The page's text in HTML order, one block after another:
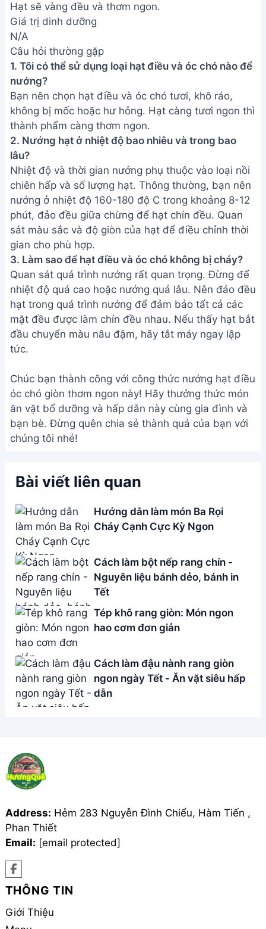
Hạt sẽ vàng đều và thơm ngon.
Giá trị dinh dưỡng
N/A
Câu hỏi thường gặp
1. Tôi có thể sử dụng loại hạt điều và óc chó nào để
nướng?
Bạn nên chọn hạt điều và óc chó tươi, khô ráo,
không bị mốc hoặc hư hỏng. Hạt càng tươi ngon thì
thành phẩm càng thơm ngon.
2. Nướng hạt ở nhiệt độ bao nhiêu và trong bao
lâu?
Nhiệt độ và thời gian nướng phụ thuộc vào loại nồi
chiên hấp và số lượng hạt. Thông thường, bạn nên
nướng ở nhiệt độ 160-180 độ C trong khoảng 8-12
phút, đảo đều giữa chừng để hạt chín đều. Quan
sát màu sắc và độ giòn của hạt để điều chỉnh thời
gian cho phù hợp.
3. Làm sao để hạt điều và óc chó không bị cháy?
Quan sát quá trình nướng rất quan trọng. Đừng để
nhiệt độ quá cao hoặc nướng quá lâu. Nên đảo đều
hạt trong quá trình nướng để đảm bảo tất cả các
mặt đều được làm chín đều nhau. Nếu thấy hạt bắt
đầu chuyển màu nâu đậm, hãy tắt máy ngay lập
tức.
Chúc bạn thành công với công thức nướng hạt điều
óc chó giòn thơm ngon này! Hãy thưởng thức món
ăn vặt bổ dưỡng và hấp dẫn này cùng gia đình và
bạn bè. Đừng quên chia sẻ thành quả của bạn với
chúng tôi nhé!
Bài viết liên quan
Hướng dẫn làm món Ba Rọi
Cháy Cạnh Cực Kỳ Ngon
Cách làm bột nếp rang chín -
Nguyên liệu bánh dẻo, bánh in
Tết
Tép khô rang giòn: Món ngon
hao cơm đơn giản
Cách làm đậu nành rang giòn
ngon ngày Tết - Ăn vặt siêu hấp
dẫn
Address: Hẻm 283 Nguyễn Đình Chiểu, Hàm Tiến ,
Phan Thiết
Email: [email protected]
THÔNG TIN
Giới Thiệu